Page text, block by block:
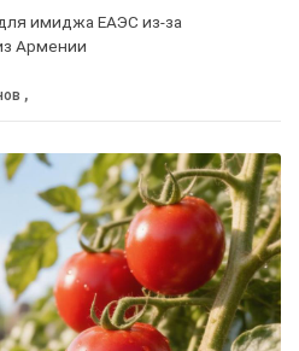
имиджа ЕАЭС из-за
Армении
,